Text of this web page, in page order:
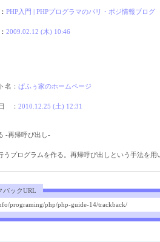
PHP入門 | PHPプログラマのバリ・ポジ情報ブログ
2009.02.12 (木) 10:46
名：ぱふぅ家のホームページ
：2010.12.25 (土) 12:31
-再帰呼び出し-
うプログラムを作る。再帰呼び出しという手法を用
バックURL
programing/php/php-guide-14/trackback/